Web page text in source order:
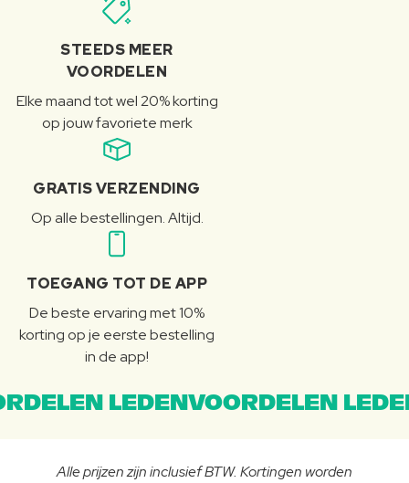
STEEDS MEER
VOORDELEN
Elke maand tot wel 20% korting
op jouw favoriete merk
GRATIS VERZENDING
Op alle bestellingen. Altijd.
TOEGANG TOT DE APP
De beste ervaring met 10%
korting op je eerste bestelling
in de app!
LEDENVOORDELEN
Alle prijzen zijn inclusief BTW. Kortingen worden